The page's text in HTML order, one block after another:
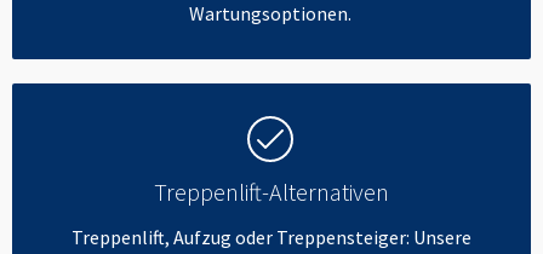
Wartungsoptionen.
Treppenlift-Alternativen
Treppenlift, Aufzug oder Treppensteiger: Unsere